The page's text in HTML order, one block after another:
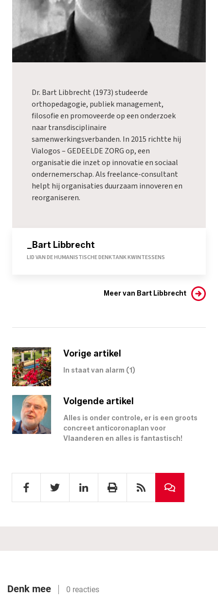
Dr. Bart Libbrecht (1973) studeerde
orthopedagogie, publiek management,
filosofie en promoveerde op een onderzoek
naar transdisciplinaire
samenwerkingsverbanden. In 2015 richtte hij
Vialogos – GEDEELDE ZORG op, een
organisatie die inzet op innovatie en sociaal
ondernemerschap. Als freelance-consultant
helpt hij organisaties duurzaam innoveren en
reorganiseren.
_Bart Libbrecht
LID VAN DE HUMANISTISCHE DENKTANK KWINTESSENS
Meer van Bart Libbrecht
Vorige artikel
In staat van alarm (1)
Volgende artikel
Alles is onder controle, er is een groots
concreet anticoronaplan voor
Vlaanderen en alles is fantastisch!